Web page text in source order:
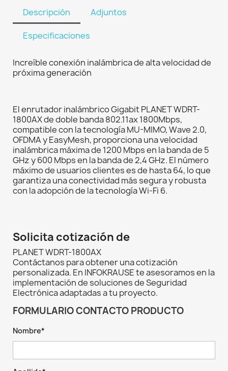
Descripción Adjuntos
Especificaciones
Increíble conexión inalámbrica de alta velocidad de
próxima generación
El enrutador inalámbrico Gigabit PLANET WDRT-
1800AX de doble banda 802.11ax 1800Mbps,
compatible con la tecnología MU-MIMO, Wave 2.0,
OFDMA y EasyMesh, proporciona una velocidad
inalámbrica máxima de 1200 Mbps en la banda de 5
GHz y 600 Mbps en la banda de 2,4 GHz. El número
máximo de usuarios clientes es de hasta 64, lo que
garantiza una conectividad más segura y robusta
con la adopción de la tecnología Wi-Fi 6.
Solicita cotización de
PLANET WDRT-1800AX
Contáctanos para obtener una cotización
personalizada. En INFOKRAUSE te asesoramos en la
implementación de soluciones de Seguridad
Electrónica adaptadas a tu proyecto.
FORMULARIO CONTACTO PRODUCTO
Nombre*